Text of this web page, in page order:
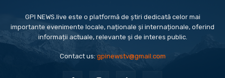
GPI NEWS.live este o platformă de știri dedicată celor mai
importante evenimente locale, naționale și internaționale, oferind
informații actuale, relevante și de interes public.
Contact us:gpinewstv@gmail.com